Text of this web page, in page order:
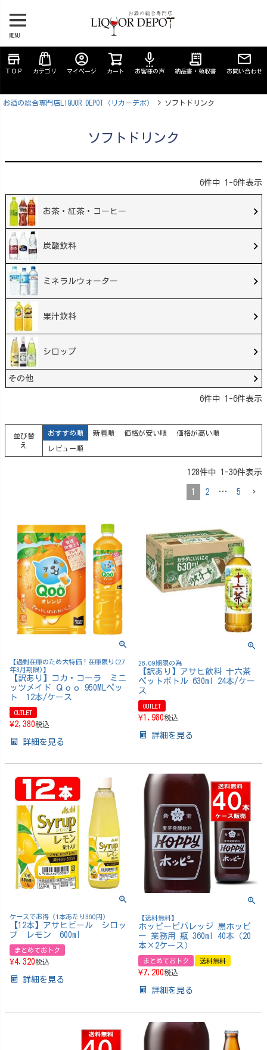
MENU
store
ＴＯＰ カテゴリ
account_circle
マイページ カート
settings_voice
お客様の声
receipt_long
納品書・領収書 お問い合わせ
お酒の総合専門店LIQUOR DEPOT（リカーデポ） ソフトドリンク
ソフトドリンク
6件中 1 -6件表示
お茶・紅茶・コーヒー
炭酸飲料
ミネラルウォーター
果汁飲料
シロップ
その他
6件中 1 -6件表示
並び替
え
おすすめ順 新着順 価格が安い順 価格が高い順
レビュー順
128件中 1 -30件表示
1 2 … 5
【過剰在庫のため大特価！在庫限り(27
年3月期限)】
【訳あり】コカ・コーラ ミニ
ッツメイド Ｑｏｏ 950MLペッ
ト 12本/ケース
OUTLET
¥2,380税込
詳細を見る
26.09期限の為
【訳あり】アサヒ飲料 十六茶
ペットボトル 630ml 24本/ケー
ス
OUTLET
¥1,980税込
詳細を見る
ケースでお得（1本あたり360円）
【12本】アサヒビール シロッ
プ レモン 600ml
まとめておトク
¥4,320税込
詳細を見る
【送料無料】
ホッピービバレッジ 黒ホッピ
ー 業務用 瓶 360ml 40本（20
本×2ケース）
まとめておトク 送料無料
¥7,200税込
詳細を見る